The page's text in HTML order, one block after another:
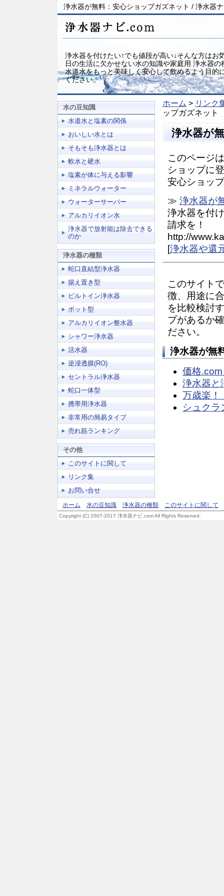
浄水器が無料：安心ショップガズネット / 浄水器
浄水器を付けたい↑でも値段が高い↓そんな方はお
日の生活に欠かせない水の知識や家庭用 浄水器
水道水をもっと美味しく安心して飲めるよう目的
ください。
ホーム > リンク
ップガズネット
浄水器が
このページ
ショップに
安心ショッ
≫ 浄水器が
浄水器を付
請求を！
http://
[浄水器や還
このサイト
徴、用途に
を比較検討
プがあるか
ださい。
浄水器が無
価格
浄水器と
万歳楽！
シュクラ
水の豆知識
水道水と塩素の関係
おいしい水とは
そもそも浄水器とは
軟水と硬水
塩素が体に与える影響
ミネラルウォーター
ウォーターサーバー
アルカリイオン水
浄水器で放射能は除去できる
のか
浄水器の種類
蛇口直結型浄水器
据え置き型
ビルトイン浄水器
ポット型
アルカリイオン整水器
シャワー浄水器
活水器
逆浸透膜(RO)
セントラル浄水器
蛇口一体型
携帯用浄水器
非常用の簡易タイプ
売れ筋ランキング
その他
このサイトに関して
リンク集
お問い合せ
ホーム 水の豆知識 浄水器の種類 このサイトに関して
Copyright (C) 2007-2017 浄水器ナビ.com All Rights Reserved.